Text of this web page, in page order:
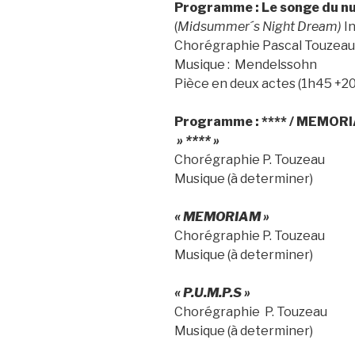
Programme : Le songe du
(Midsummer´s Night Dream)
Chorégraphie Pascal Touzeau
Musique : Mendelssohn
Pièce en deux actes (1h45
Programme : **** /
» **** »
Chorégraphie P. Touzeau
Musique (à determiner)
« MEMORIAM »
Chorégraphie P. Touzeau
Musique (à determiner)
« P.U.M.P.S »
Chorégraphie P. Touzeau
Musique (à determiner)